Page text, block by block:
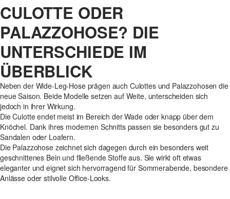
CULOTTE ODER
PALAZZOHOSE? DIE
UNTERSCHIEDE IM
ÜBERBLICK
Neben der Wide-Leg-Hose prägen auch Culottes und Palazzohosen die
neue Saison. Beide Modelle setzen auf Weite, unterscheiden sich
jedoch in ihrer Wirkung.
Die Culotte endet meist im Bereich der Wade oder knapp über dem
Knöchel. Dank ihres modernen Schnitts passen sie besonders gut zu
Sandalen oder Loafern.
Die Palazzohose zeichnet sich dagegen durch ein besonders weit
geschnittenes Bein und fließende Stoffe aus. Sie wirkt oft etwas
eleganter und eignet sich hervorragend für Sommerabende, besondere
Anlässe oder stilvolle Office-Looks.